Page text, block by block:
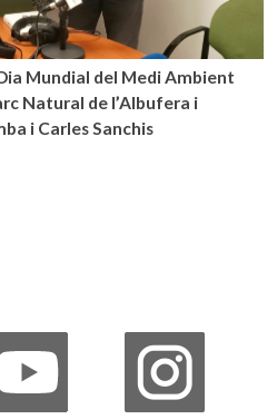
Mundial del Medi Ambient
Natural de l’Albufera i
i Carles Sanchis